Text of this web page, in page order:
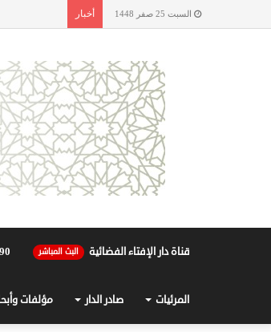
السبت 25 صفر 1448 أخبار
قناة دار الإفتاء الفضائية البث المباشر 90.FM 9
المرئيات صادر الدار مؤلفات